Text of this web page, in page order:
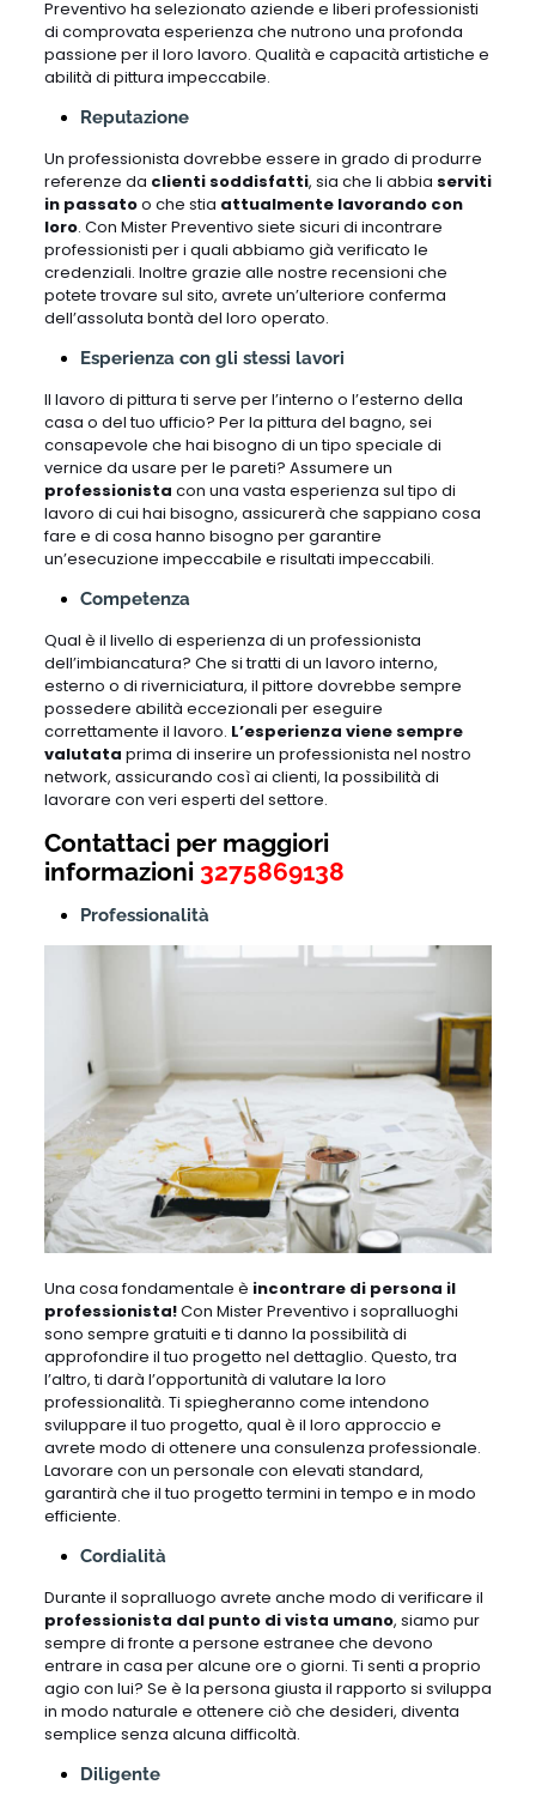
Preventivo ha selezionato aziende e liberi professionisti
di comprovata esperienza che nutrono una profonda
passione per il loro lavoro. Qualità e capacità artistiche e
abilità di pittura impeccabile.
Reputazione
Un professionista dovrebbe essere in grado di produrre
referenze da clienti soddisfatti, sia che li abbia serviti
in passatoo che stia attualmente lavorando con
loro. Con Mister Preventivo siete sicuri di incontrare
professionisti per i quali abbiamo già verificato le
credenziali. Inoltre grazie alle nostre recensioni che
potete trovare sul sito, avrete un’ulteriore conferma
dell’assoluta bontà del loro operato.
Esperienza con gli stessi lavori
Il lavoro di pittura ti serve per l’interno o l’esterno della
casa o del tuo ufficio? Per la pittura del bagno, sei
consapevole che hai bisogno di un tipo speciale di
vernice da usare per le pareti? Assumere un
professionista con una vasta esperienza sul tipo di
lavoro di cui hai bisogno, assicurerà che sappiano cosa
fare e di cosa hanno bisogno per garantire
un’esecuzione impeccabile e risultati impeccabili.
Competenza
Qual è il livello di esperienza di un professionista
dell’imbiancatura? Che si tratti di un lavoro interno,
esterno o di riverniciatura, il pittore dovrebbe sempre
possedere abilità eccezionali per eseguire
correttamente il lavoro. L’esperienza viene sempre
valutata prima di inserire un professionista nel nostro
network, assicurando così ai clienti, la possibilità di
lavorare con veri esperti del settore.
Contattaci per maggiori
informazioni 3275869138
Professionalità
Una cosa fondamentale è incontrare di persona il
professionista!Con Mister Preventivo i sopralluoghi
sono sempre gratuiti e ti danno la possibilità di
approfondire il tuo progetto nel dettaglio. Questo, tra
l’altro, ti darà l’opportunità di valutare la loro
professionalità. Ti spiegheranno come intendono
sviluppare il tuo progetto, qual è il loro approccio e
avrete modo di ottenere una consulenza professionale.
Lavorare con un personale con elevati standard,
garantirà che il tuo progetto termini in tempo e in modo
efficiente.
Cordialità
Durante il sopralluogo avrete anche modo di verificare il
professionista dal punto di vista umano, siamo pur
sempre di fronte a persone estranee che devono
entrare in casa per alcune ore o giorni. Ti senti a proprio
agio con lui? Se è la persona giusta il rapporto si sviluppa
in modo naturale e ottenere ciò che desideri, diventa
semplice senza alcuna difficoltà.
Diligente